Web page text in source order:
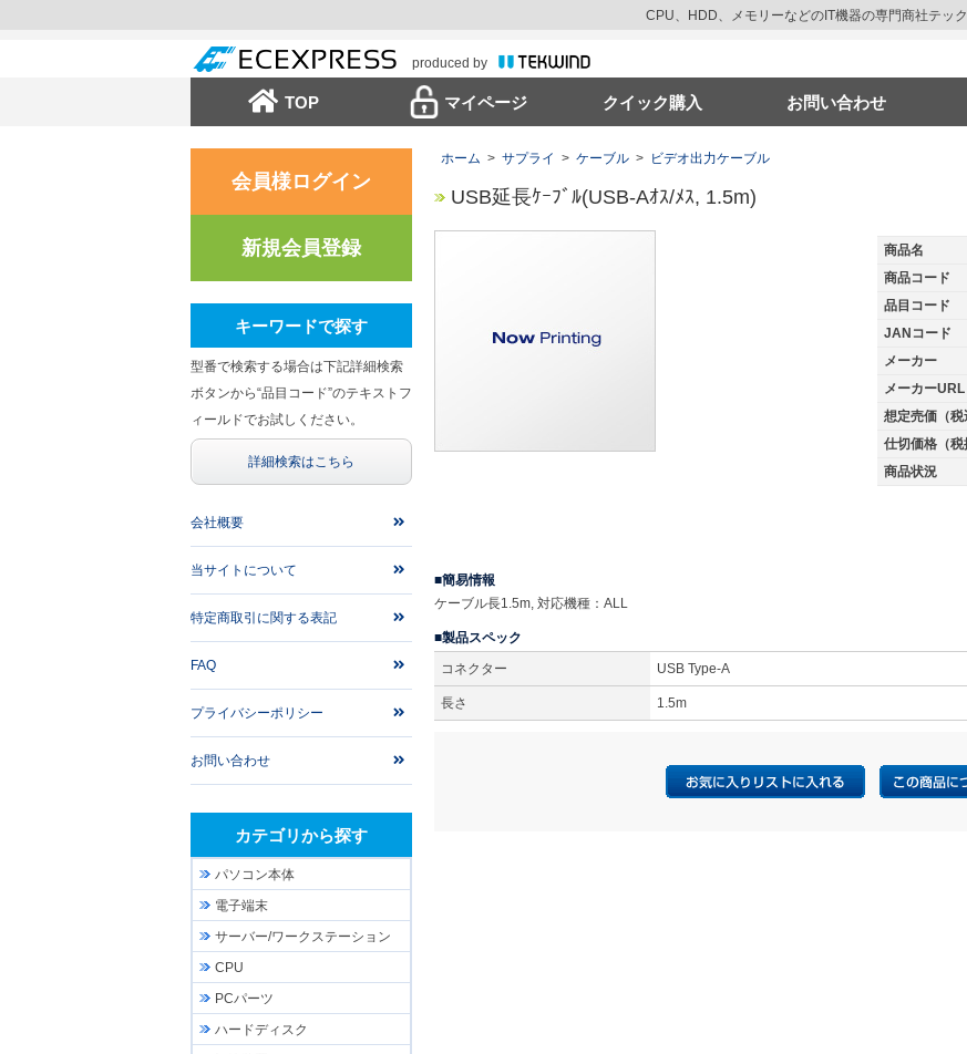
produced by
CPU、HDD、メモリーなどのIT機器の専門商社テッ
TOP マイページ クイック購入 お問い合わせ
ホーム > サプライ > ケーブル > ビデオ出力ケーブル
USB延長ｹｰﾌﾞﾙ(USB-Aｵｽ/ﾒｽ, 1.5m)
商品名
商品コード
品目コード
JANコード
メーカー
メーカーURL
想定売価（税
仕切価格（税
商品状況
簡易情報
ケーブル長1.5m, 対応機種：ALL
製品スペック
コネクター
USB Type-A
長さ 1.5m
会員様ログイン
新規会員登録
キーワードで探す
型番で検索する場合は下記詳細検索
ボタンから“品目コード”のテキストフ
ィールドでお試しください。
詳細検索はこちら
会社概要
当サイトについて
特定商取引に関する表記
FAQ
プライバシーポリシー
お問い合わせ
カテゴリから探す
パソコン本体
電子端末
サーバー/ワークステーション
CPU
PCパーツ
ハードディスク